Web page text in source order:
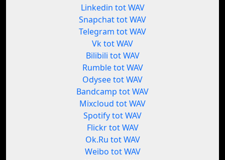
Linkedin tot WAV
Snapchat tot WAV
Telegram tot WAV
Vk tot WAV
Bilibili tot WAV
Rumble tot WAV
Odysee tot WAV
Bandcamp tot WAV
Mixcloud tot WAV
Spotify tot WAV
Flickr tot WAV
Ok.Ru tot WAV
Weibo tot WAV